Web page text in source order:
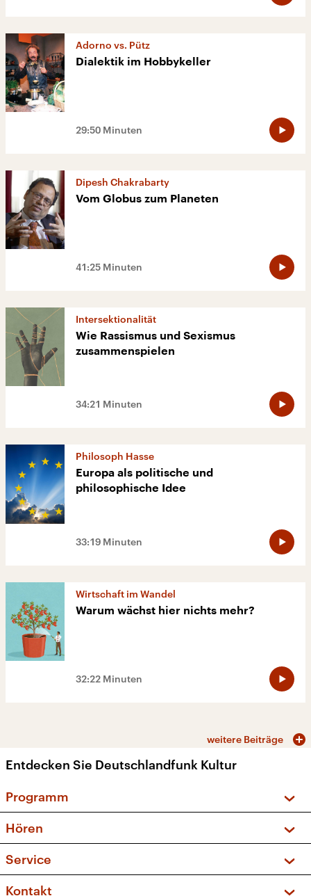
Adorno vs. Pütz
Dialektik im Hobbykeller
29:50 Minuten
Dipesh Chakrabarty
Vom Globus zum Planeten
41:25 Minuten
Intersektionalität
Wie Rassismus und Sexismus
zusammenspielen
34:21 Minuten
Philosoph Hasse
Europa als politische und
philosophische Idee
33:19 Minuten
Wirtschaft im Wandel
Warum wächst hier nichts mehr?
32:22 Minuten
weitere Beiträge
Entdecken Sie Deutschlandfunk Kultur
Programm
Sendungen und Podcasts
Musikliste
Kakadu – Das Kinderprogramm
Hören
Frequenzen (UKW + DAB+)
Service
FAQ
Kontakt